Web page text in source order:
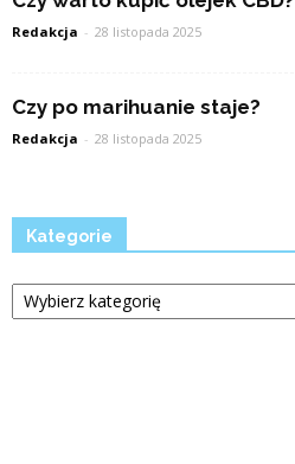
Redakcja - 28 listopada 2025
Czy po marihuanie staje?
Redakcja - 28 listopada 2025
Kategorie
Kategorie